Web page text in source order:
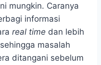
mungkin. Caranya
informasi
real time dan lebih
masalah
ditangani sebelum